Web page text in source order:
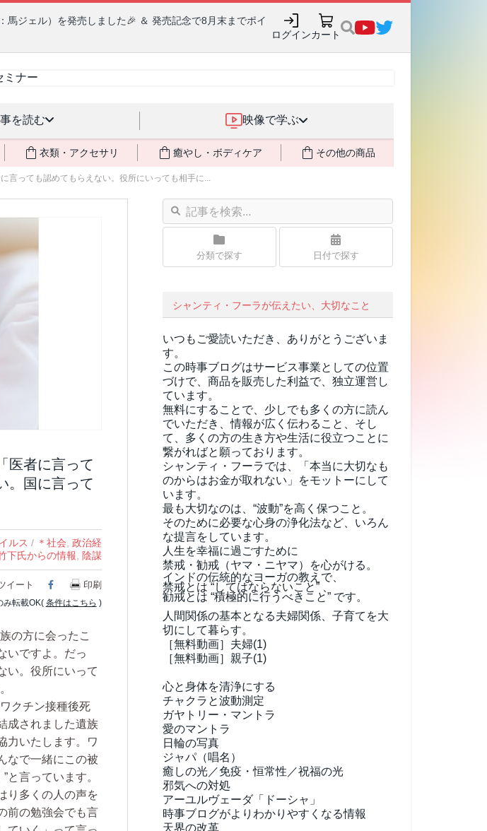
ジェル）を発売しました🎉 ＆ 発売記念で8月末までポイ
ログインカート
を読む 映像で学ぶ
衣類・アクセサリ 癒やし・ボディケア その他の商品
言っても認めてもらえない。役所にいっても相手に...
医者に言って
。国に言って
ルス / ＊社会 政治経
下氏からの情報 陰謀
イート Facebook
印刷
転載OK( 条件はこちら )
の方に会ったこ
いですよ。だっ
い。役所にいって
クチン接種後死
成されました遺族
力いたします。ワ
なで一緒にこの被
言っています。
り多くの人の声を
前の勉強会でも言
分類で探す 日付で探す
シャンティ・フーラが伝えたい、大切なこと
いつもご愛読いただき、ありがとうございま
す。
この時事ブログはサービス事業としての位置
づけで、商品を販売した利益で、独立運営し
ています。
無料にすることで、少しでも多くの方に読ん
でいただき、情報が広く伝わること、そし
て、 多くの方の生き方や生活に役立つことに
繋がればと願っております。
シャンティ・フーラでは、「本当に大切なも
のからはお金が取れない」をモットーにして
います。
最も大切なのは、“波動”を高く保つこと。
そのために必要な心身の浄化法など、いろん
な提言をしています。
人生を幸福に過ごすために
禁戒・勧戒（ヤマ・ニヤマ）を心がける。
インドの伝統的なヨーガの教えで、
禁戒とは “してはならないこと” 、
勧戒とは “積極的に行うべきこと” です。
人間関係の基本となる夫婦関係、子育てを大
切にして暮らす。
［無料動画］夫婦(1)
［無料動画］親子(1)
心と身体を清浄にする
チャクラと波動測定
ガヤトリー・マントラ
愛のマントラ
日輪の写真
ジャパ（唱名）
癒しの光／免疫・恒常性／祝福の光
邪気への対処
アーユルヴェーダ「ドーシャ」
時事ブログがよりわかりやすくなる情報
天界の改革